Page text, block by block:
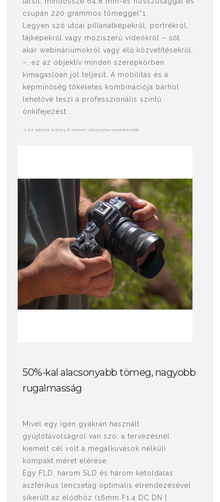
csupán 220 grammos tömeggel*1.
Legyen szó utcai pillanatképekről, portrékról,
tájképekről vagy moziszerű videókról – sőt,
akár webináriumokról vagy élő közvetítésekről
–, ez az objektív minden szerepkörben
kimagaslóan jól teljesít. A mobilitás és a
képminőség tökéletes kombinációja bárhol
lehetővé teszi a professzionális szintű
önkifejezést.
*1 Az adatok a Sony E-mount változatra vonatkoznak
50%-kal alacsonyabb tömeg, nagyobb
rugalmasság
Mivel egy igen gyakran használt
gyújtótávolságról van szó, a tervezésnél
kiemelt cél volt a megalkuvások nélküli
kompakt méret elérése.
Egy FLD, három SLD és három kétoldalas
aszférikus lencsetag optimális elrendezésével
sikerült az elődhöz (16mm F1.4 DC DN |